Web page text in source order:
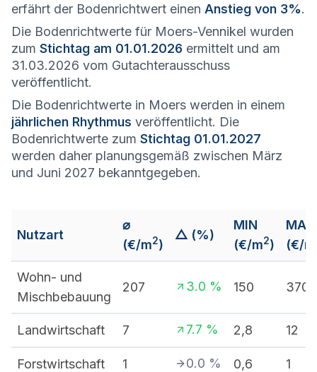
erfährt der Bodenrichtwert einen Anstieg von 3%.
Die Bodenrichtwerte für Moers-Vennikel wurden
zum Stichtag am 01.01.2026 ermittelt und am
31.03.2026 vom Gutachterausschuss
veröffentlicht.
Die Bodenrichtwerte in Moers werden in einem
jährlichen Rhythmus veröffentlicht. Die
Bodenrichtwerte zum Stichtag 01.01.2027
werden daher planungsgemäß zwischen März
und Juni 2027 bekanntgegeben.
Nutzart
⌀
(€/m2)
△ (%)
MIN
(€/m2)
MAX
(€/m
Wohn- und
Mischbebauung
207 3.0 % 150 370
Landwirtschaft 7 7.7 % 2,8 12
Forstwirtschaft 1 0.0 % 0,6 1